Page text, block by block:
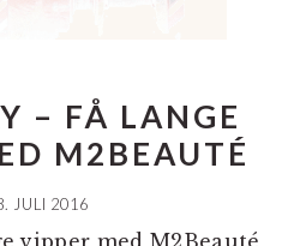
– FÅ LANGE
M2BEAUTÉ
JULI 2016
vipper med M2Beauté